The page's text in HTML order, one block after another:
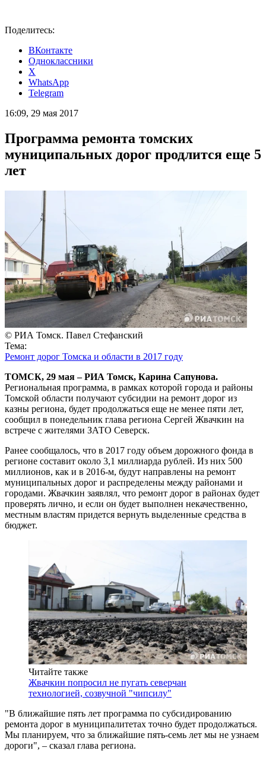
Поделитесь:
ВКонтакте
Одноклассники
X
WhatsApp
Telegram
16:09, 29 мая 2017
Программа ремонта томских
муниципальных дорог продлится еще 5
лет
© РИА Томск. Павел Стефанский
Тема:
Ремонт дорог Томска и области в 2017 году
ТОМСК, 29 мая – РИА Томск, Карина Сапунова.
Региональная программа, в рамках которой города и районы
Томской области получают субсидии на ремонт дорог из
казны региона, будет продолжаться еще не менее пяти лет,
сообщил в понедельник глава региона Сергей Жвачкин на
встрече с жителями ЗАТО Северск.
Ранее сообщалось, что в 2017 году объем дорожного фонда в
регионе составит около 3,1 миллиарда рублей. Из них 500
миллионов, как и в 2016-м, будут направлены на ремонт
муниципальных дорог и распределены между районами и
городами. Жвачкин заявлял, что ремонт дорог в районах будет
проверять лично, и если он будет выполнен некачественно,
местным властям придется вернуть выделенные средства в
бюджет.
Читайте также
Жвачкин попросил не пугать северчан
технологией, созвучной "чипсилу"
"В ближайшие пять лет программа по субсидированию
ремонта дорог в муниципалитетах точно будет продолжаться.
Мы планируем, что за ближайшие пять-семь лет мы не узнаем
дороги", – сказал глава региона.